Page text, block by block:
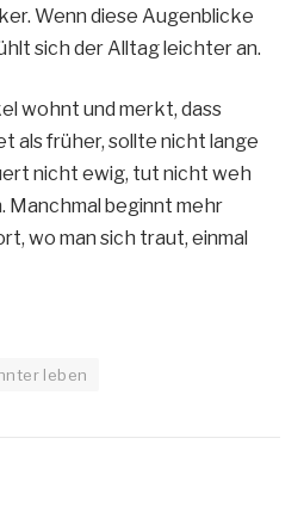
Wenn diese Augenblicke
sich der Alltag leichter an.
wohnt und merkt, dass
als früher, sollte nicht lange
nicht ewig, tut nicht weh
Manchmal beginnt mehr
wo man sich traut, einmal
leben